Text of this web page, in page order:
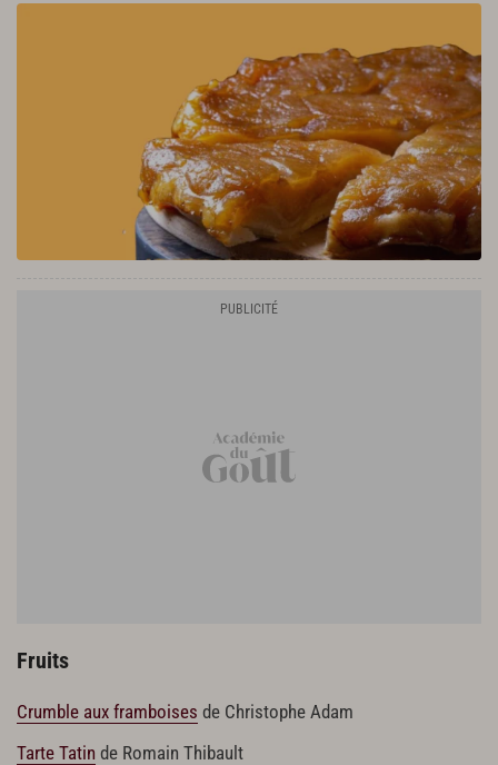
Fruits
Crumble aux framboises de Christophe Adam
Tarte Tatin de Romain Thibault